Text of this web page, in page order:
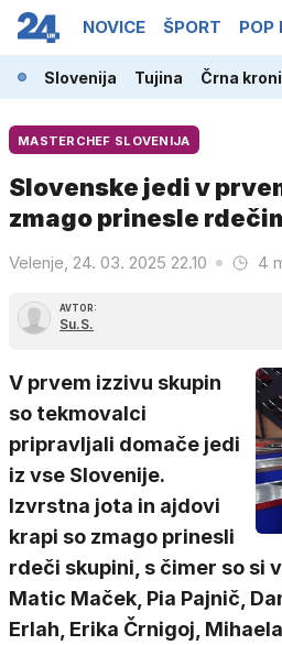
NOVICE ŠPORT POP
Slovenija Tujina Črna
MASTERCHEF SLOVENIJA
Slovenske jedi v
zmago prinesle
Velenje, 24. 03. 2025 22.10 4
AVTOR:
Su.S.
V prvem izzivu skupin
so tekmovalci
pripravljali domače jedi
iz vse Slovenije.
Izvrstna jota in ajdovi
krapi so zmago prinesli
rdeči skupini, s čimer so si
Matic Maček, Pia Pajnič,
Erlah, Erika Črnigoj,